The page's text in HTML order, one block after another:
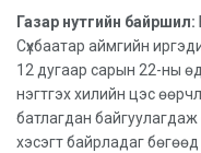
Газар нутгийн байршил:
Сүхбаатар аймгийн
12 дугаар сарын 22-ны
нэгтгэх хилийн цэс
батлагдан байгуулагдаж
хэсэгт байрладаг